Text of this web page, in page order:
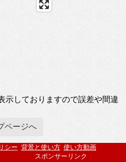
示しておりますので誤差や間違
ページへ
シー 背景と使い方 使い方動画
スポンサーリンク